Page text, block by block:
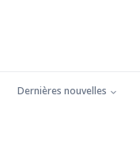
Dernières nouvelles